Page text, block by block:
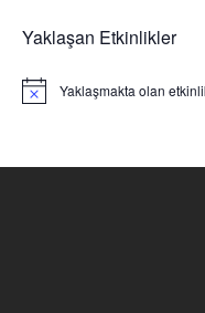
Yaklaşan Etkinlikler
N
c
Yaklaşmakta olan